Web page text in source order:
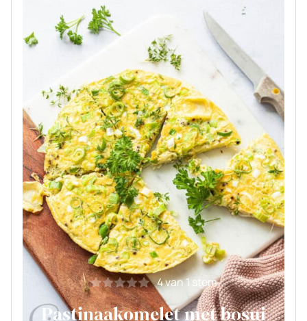
4van 1 stem
Pastinaakomelet met bosui